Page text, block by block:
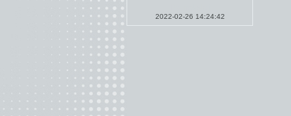
2022-02-26 14:24:42